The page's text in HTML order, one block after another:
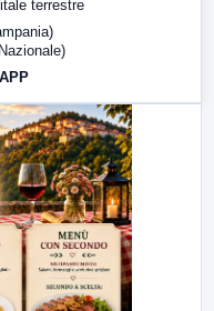
LabNews (replica)
terrestre
APP